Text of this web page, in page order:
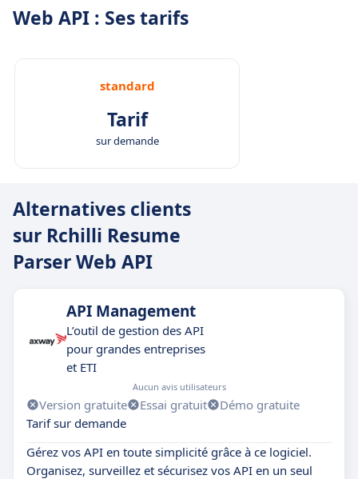
Web API : Ses tarifs
standard
Tarif
sur demande
Alternatives clients
sur Rchilli Resume
Parser Web API
API Management
L’outil de gestion des API
pour grandes entreprises
et ETI
Aucun avis utilisateurs
Version gratuite Essai gratuit
Démo gratuite
Tarif sur demande
Gérez vos API en toute simplicité grâce à ce logiciel.
Organisez, surveillez et sécurisez vos API en un seul